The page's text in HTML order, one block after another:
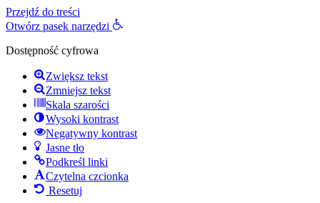
Przejdź do treści
Otwórz pasek narzędzi
Dostępność cyfrowa
Zwiększ tekst
Zmniejsz tekst
Skala szarości
Wysoki kontrast
Negatywny kontrast
Jasne tło
Podkreśl linki
Czytelna czcionka
Resetuj